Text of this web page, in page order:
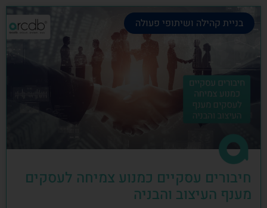
בניית קהילה ושיתופי פעולה
חיבורים עסקיים כמנוע צמיחה לעסקים
מענף העיצוב והבניה